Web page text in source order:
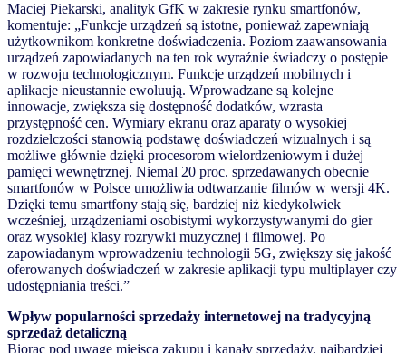
Maciej Piekarski, analityk GfK w zakresie rynku smartfonów,
komentuje: „Funkcje urządzeń są istotne, ponieważ zapewniają
użytkownikom konkretne doświadczenia. Poziom zaawansowania
urządzeń zapowiadanych na ten rok wyraźnie świadczy o postępie
w rozwoju technologicznym. Funkcje urządzeń mobilnych i
aplikacje nieustannie ewoluują. Wprowadzane są kolejne
innowacje, zwiększa się dostępność dodatków, wzrasta
przystępność cen. Wymiary ekranu oraz aparaty o wysokiej
rozdzielczości stanowią podstawę doświadczeń wizualnych i są
możliwe głównie dzięki procesorom wielordzeniowym i dużej
pamięci wewnętrznej. Niemal 20 proc. sprzedawanych obecnie
smartfonów w Polsce umożliwia odtwarzanie filmów w wersji 4K.
Dzięki temu smartfony stają się, bardziej niż kiedykolwiek
wcześniej, urządzeniami osobistymi wykorzystywanymi do gier
oraz wysokiej klasy rozrywki muzycznej i filmowej. Po
zapowiadanym wprowadzeniu technologii 5G, zwiększy się jakość
oferowanych doświadczeń w zakresie aplikacji typu multiplayer czy
udostępniania treści.”
Wpływ popularności sprzedaży internetowej na tradycyjną
sprzedaż detaliczną
Biorąc pod uwagę miejsca zakupu i kanały sprzedaży, najbardziej